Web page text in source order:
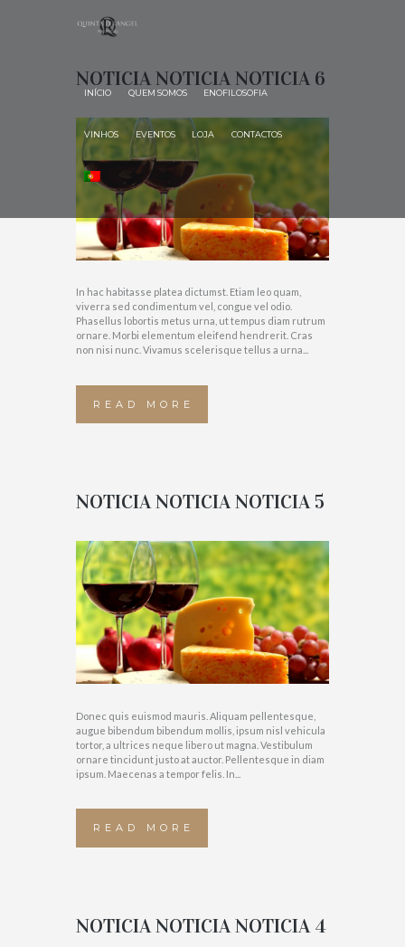
INÍCIO QUEM SOMOS ENOFILOSOFIA
VINHOS EVENTOS LOJA CONTACTOS
QRADMIN
NOTICIA NOTICIA NOTICIA 6
In hac habitasse platea dictumst. Etiam leo quam,
viverra sed condimentum vel, congue vel odio.
Phasellus lobortis metus urna, ut tempus diam rutrum
ornare. Morbi elementum eleifend hendrerit. Cras
non nisi nunc. Vivamus scelerisque tellus a urna...
READ MORE
NOTICIA NOTICIA NOTICIA 5
Donec quis euismod mauris. Aliquam pellentesque,
augue bibendum bibendum mollis, ipsum nisl vehicula
tortor, a ultrices neque libero ut magna. Vestibulum
ornare tincidunt justo at auctor. Pellentesque in diam
ipsum. Maecenas a tempor felis. In...
READ MORE
NOTICIA NOTICIA NOTICIA 4